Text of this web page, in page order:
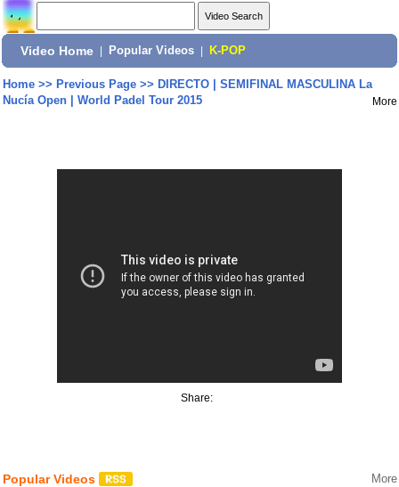
Video Home Popular Videos K-POP
Home>> Previous Page>> DIRECTO | SEMIFINAL MASCULINA La
Nucía Open | World Padel Tour 2015
More
Share:
Popular Videos More